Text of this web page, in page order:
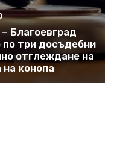
Благоевград
три досъдебни
отглеждане на
на конопа